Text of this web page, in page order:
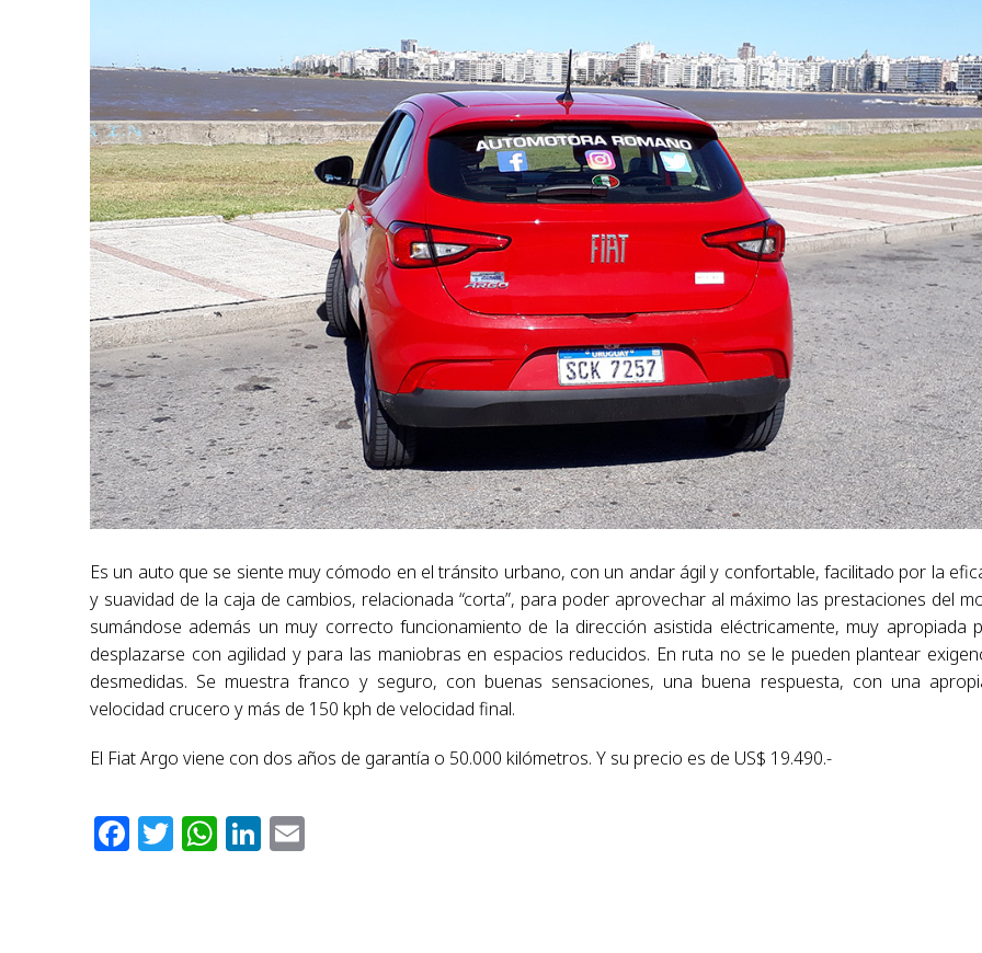
Es un auto que se siente muy cómodo en el tránsito urbano, con un andar ágil y confortable, facilitado por la
y suavidad de la caja de cambios, relacionada “corta”, para poder aprovechar al máximo las prestaciones del
sumándose además un muy correcto funcionamiento de la dirección asistida eléctricamente, muy apropiada
desplazarse con agilidad y para las maniobras en espacios reducidos. En ruta no se le pueden plantear
desmedidas. Se muestra franco y seguro, con buenas sensaciones, una buena respuesta, con una
velocidad crucero y más de 150 kph de velocidad final.
El Fiat Argo viene con dos años de garantía o 50.000 kilómetros. Y su precio es de US$ 19.490.-
Facebook
Twitter
WhatsApp
LinkedIn